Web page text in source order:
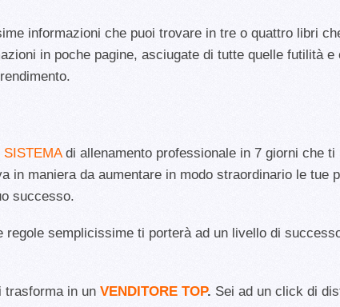
informazioni che puoi trovare in tre o quattro libri
in poche pagine, asciugate di tutte quelle futilità e
SISTEMAdi allenamento professionale in 7 giorni che ti
in maniera da aumentare in modo straordinario le tue
successo.
semplicissime ti porterà ad un livello di
trasforma in un VENDITORE TOP. Sei ad un click di